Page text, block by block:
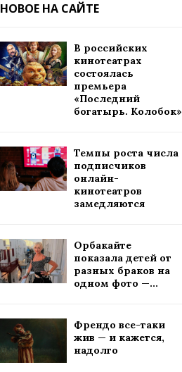
НОВОЕ НА САЙТЕ
В российских
кинотеатрах
состоялась
премьера
«Последний
богатырь. Колобок»
Темпы роста числа
подписчиков
онлайн-
кинотеатров
замедляются
Орбакайте
показала детей от
разных браков на
одном фото —...
Френдо все-таки
жив — и кажется,
надолго